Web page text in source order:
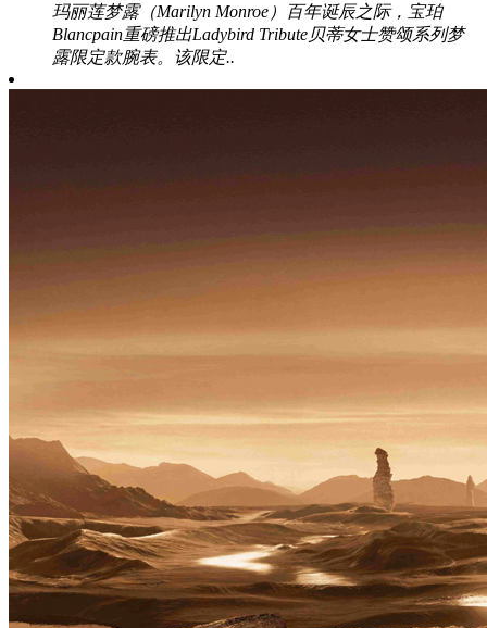
玛丽莲梦露（Marilyn Monroe）百年诞辰之际，宝珀
Blancpain重磅推出Ladybird Tribute贝蒂女士赞颂系列梦
露限定款腕表。该限定..